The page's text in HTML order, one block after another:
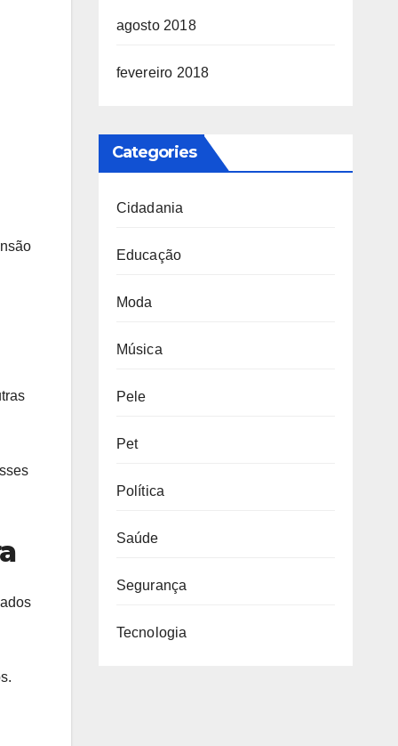
agosto 2018
fevereiro 2018
Categories
Cidadania
Educação
Moda
Música
Pele
Pet
Política
Saúde
Segurança
Tecnologia